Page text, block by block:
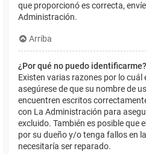
que proporcionó es correcta,
Administración.
Arriba
¿Por qué no puedo identificarme?
Existen varias razones por lo cuál
asegúrese de que su nombre de
encuentren escritos
con La Administración para
excluido. También es posible que
por su dueño y/o tenga fallos en
necesitaría ser reparado.